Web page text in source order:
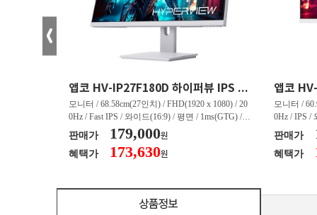
앱코 HV-IP27F180D 하이퍼뷰 IPS FHD 200 HDR 무결점
모니터 / 68.58cm(27인치) / FHD(1920 x 1080) / 20
0Hz / Fast IPS / 와이드(16:9) / 평면 / 1ms(GTG) / 3
50nit / 1,000:1 / 헤드폰 아웃 / LED 조명 / 틸트(상
하) / 6kg / [색상영역] / sRGB:128% / Adobe RGB:8
5% / DCI-P3:91% / NTSC:90% / [게임특화] / 조준
판매가 179,000원
혜택가 173,630원
모니터 /
0Hz / IPS /
50nit /
하) / 4.9kg
80% / DCI-
판매가
혜택가